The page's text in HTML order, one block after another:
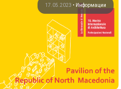
17.05.2023 • Информации